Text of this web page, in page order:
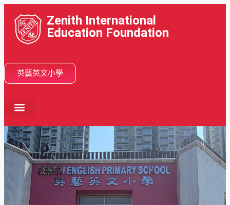
Zenith International
Education Foundation
英藝英文小學